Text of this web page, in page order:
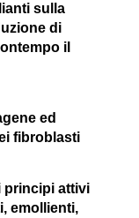
sulla
di
il
ed
fibroblasti
principi attivi
emollienti,